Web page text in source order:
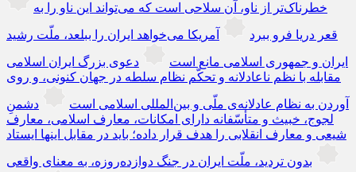
خطرناک‌تر از ناو، آن سلاحی است که می‌تواند این ناو را به
قعر دریا فرو ببرد
آمریکا می‌خواهد ایران را ببلعد، ملّت رشید
ایران و جمهوری اسلامی مانع است
دعوی بزرگ ایران اسلامی
مقابله با نظم ناعادلانه و تحکّم نظام سلطه در جهان کنونی، و روی
آوردن به نظام عادلانه‌ی ملّی و بین‌المللی اسلامی است
دشمنِ
لجوج، خبیث و متأسّفانه دارای امکانات، معارف اسلامی، معارف
شیعی و معارف انقلابی را هدف قرار داده؛ باید در مقابل اینها ایستاد
بدون تردید، ملّت ایران در جنگ دوازده‌روزه، به معنای واقعی